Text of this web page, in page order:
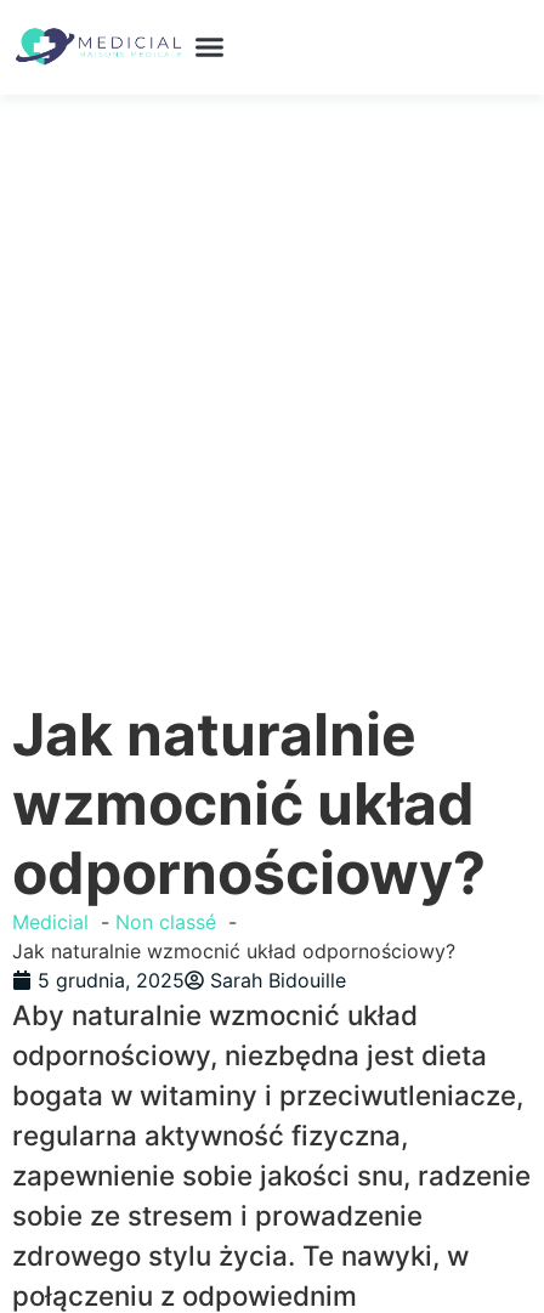
Jak naturalnie
wzmocnić układ
odpornościowy?
Medicial
Non classé
Jak naturalnie wzmocnić układ odpornościowy?
5 grudnia, 2025
Sarah Bidouille
Aby naturalnie wzmocnić układ
odpornościowy, niezbędna jest dieta
bogata w witaminy i przeciwutleniacze,
regularna aktywność fizyczna,
zapewnienie sobie jakości snu, radzenie
sobie ze stresem i prowadzenie
zdrowego stylu życia. Te nawyki, w
połączeniu z odpowiednim